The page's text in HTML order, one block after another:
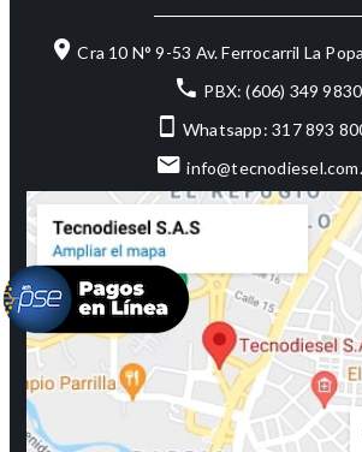
Cra 10 N° 9-53 Av. Ferrocarril La
PBX: (606) 349 9830
Whatsapp: 317 893